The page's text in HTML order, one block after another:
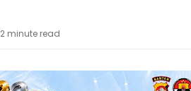
2 minute read